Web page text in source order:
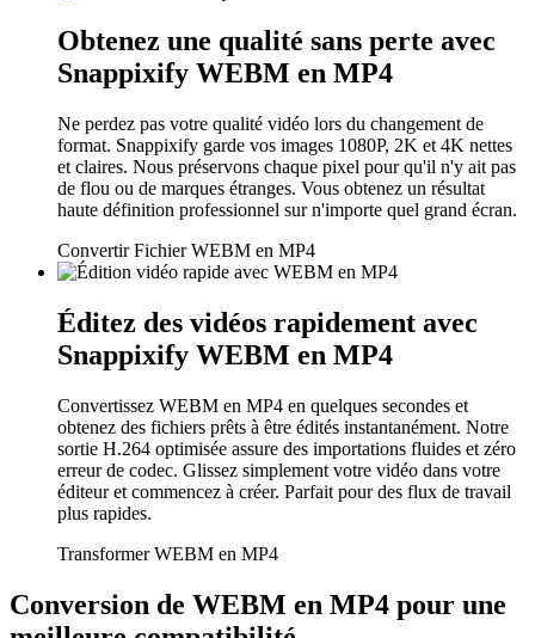
Obtenez une qualité sans perte avec
Snappixify WEBM en MP4
Ne perdez pas votre qualité vidéo lors du changement de
format. Snappixify garde vos images 1080P, 2K et 4K nettes
et claires. Nous préservons chaque pixel pour qu'il n'y ait pas
de flou ou de marques étranges. Vous obtenez un résultat
haute définition professionnel sur n'importe quel grand écran.
Convertir Fichier WEBM en MP4
Éditez des vidéos rapidement avec
Snappixify WEBM en MP4
Convertissez WEBM en MP4 en quelques secondes et
obtenez des fichiers prêts à être édités instantanément. Notre
sortie H.264 optimisée assure des importations fluides et zéro
erreur de codec. Glissez simplement votre vidéo dans votre
éditeur et commencez à créer. Parfait pour des flux de travail
plus rapides.
Transformer WEBM en MP4
Conversion de WEBM en MP4 pour une